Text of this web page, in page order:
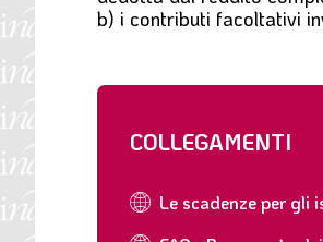
b) i contributi facoltativi
COLLEGAMENTI
Le scadenze per gli